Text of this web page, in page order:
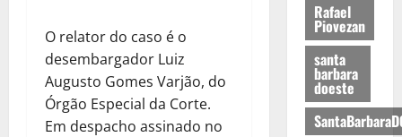
O relator do caso é o
desembargador Luiz
Augusto Gomes Varjão, do
Órgão Especial da Corte.
Em despacho assinado no
Rafael
Piovezan
santa
barbara
doeste